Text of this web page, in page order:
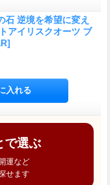
石 逆境を希望に変え
アイリスクオーツ ブ
]
で選ぶ
運など
せます